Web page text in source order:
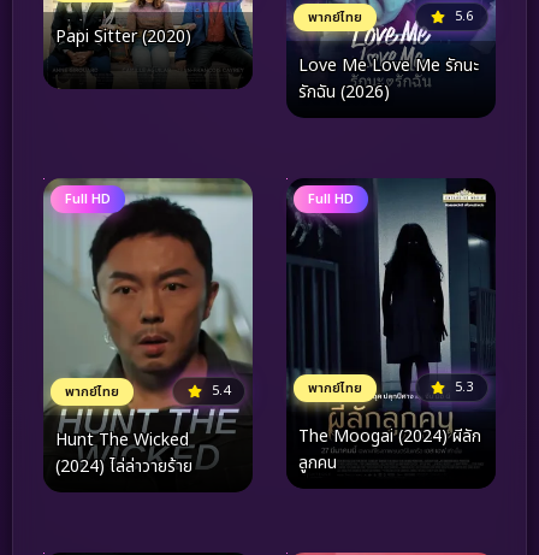
Papi Sitter (2020)
พากย์ไทย 5.6
Love Me Love Me รักนะ
รักฉัน (2026)
Full HD
พากย์ไทย 5.4
Hunt The Wicked
(2024) ไล่ล่าวายร้าย
Full HD
พากย์ไทย 5.3
The Moogai (2024) ผีลัก
ลูกคน